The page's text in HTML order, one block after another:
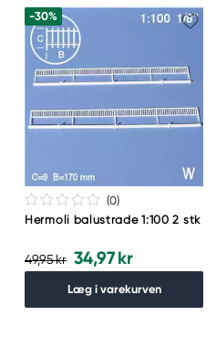
-30%
(0)
Hermoli balustrade 1:100 2 stk
49,95 kr 34,97 kr
Læg i varekurven